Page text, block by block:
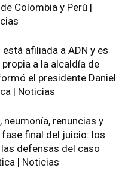
Colombia y Perú |
afiliada a ADN y es
a la alcaldía de
el presidente Daniel
| Noticias
neumonía, renuncias y
fase final del juicio: los
defensas del caso
| Noticias